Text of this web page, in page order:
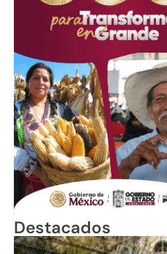
Destacados